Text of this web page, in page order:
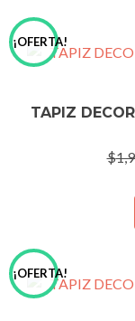
¡OFERTA!
TAPIZ
$
¡OFERTA!